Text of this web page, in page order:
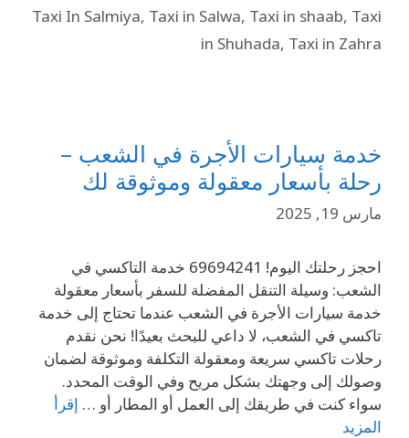
Taxi In Salmiya, Taxi in Salwa, Taxi in shaab, Taxi
in Shuhada, Taxi in Zahra
خدمة سيارات الأجرة في الشعب –
رحلة بأسعار معقولة وموثوقة لك
مارس 19, 2025
احجز رحلتك اليوم! 69694241 خدمة التاكسي في
الشعب: وسيلة التنقل المفضلة للسفر بأسعار معقولة
خدمة سيارات الأجرة في الشعب عندما تحتاج إلى خدمة
تاكسي في الشعب، لا داعي للبحث بعيدًا! نحن نقدم
رحلات تاكسي سريعة ومعقولة التكلفة وموثوقة لضمان
وصولك إلى وجهتك بشكل مريح وفي الوقت المحدد.
سواء كنت في طريقك إلى العمل أو المطار أو … إقرأ
المزيد